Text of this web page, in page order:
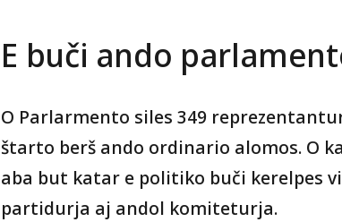
E buči ando
O Parlarmento siles 349
štarto berš ando ordinario alomos. O
aba but katar e politiko buči kerelpes
partidurja aj andol komiteturja.